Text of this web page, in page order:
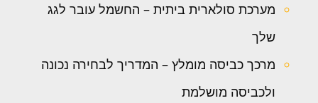
מערכת סולארית ביתית – החשמל עובר לגג
שלך
מרכך כביסה מומלץ – המדריך לבחירה נכונה
ולכביסה מושלמת